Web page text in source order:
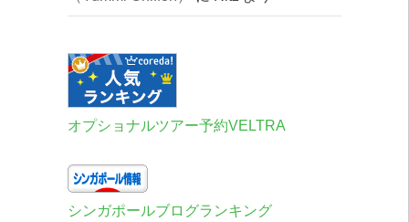
オプショナルツアー予約VELTRA
シンガポールブログランキング